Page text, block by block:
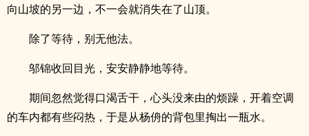
向山坡的另一边，不一会就消失在了山顶。
除了等待，别无他法。
邬锦收回目光，安安静静地等待。
期间忽然觉得口渴舌干，心头没来由的烦躁，开着空调
的车内都有些闷热，于是从杨侜的背包里掏出一瓶水。